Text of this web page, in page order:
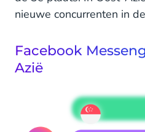
nieuwe concurrenten in
Facebook
Azië